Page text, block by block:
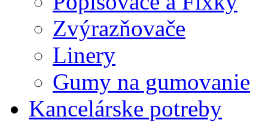
Zvýrazňovače
Linery
Gumy na gumovanie
Kancelárske potreby